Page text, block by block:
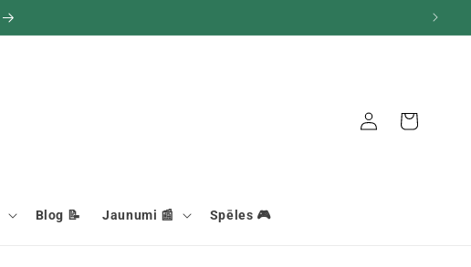
Blog 📝 Jaunumi 📰 Spēles 🎮
SavienojumsGrozs